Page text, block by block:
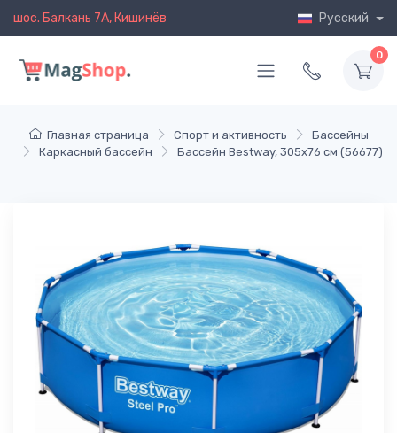
шос. Балкань 7A, Кишинёв Русский
0
Главная страница Спорт и активность
Бассейны
Каркасный бассейн
Бассейн Bestway, 305x76 см (56677)